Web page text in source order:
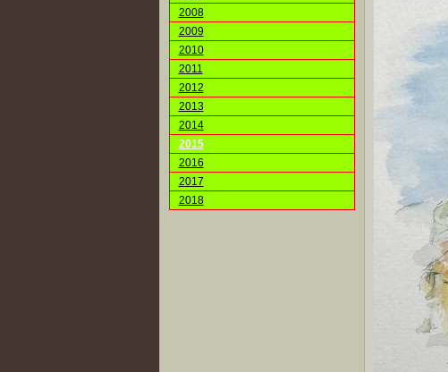
2008
2009
2010
2011
2012
2013
2014
2015
2016
2017
2018